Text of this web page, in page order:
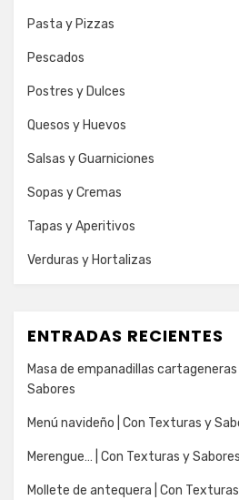
Pasta y Pizzas
Pescados
Postres y Dulces
Quesos y Huevos
Salsas y Guarniciones
Sopas y Cremas
Tapas y Aperitivos
Verduras y Hortalizas
ENTRADAS RECIENTES
Masa de empanadillas
Sabores
Menú navideño | Con Texturas y
Merengue… | Con Texturas y Sabores
Mollete de antequera | Con